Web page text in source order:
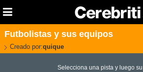
Futbolistas y sus equipos
Creado por:quique
Selecciona una pista y luego